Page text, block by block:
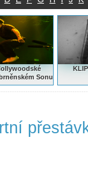
Sonu